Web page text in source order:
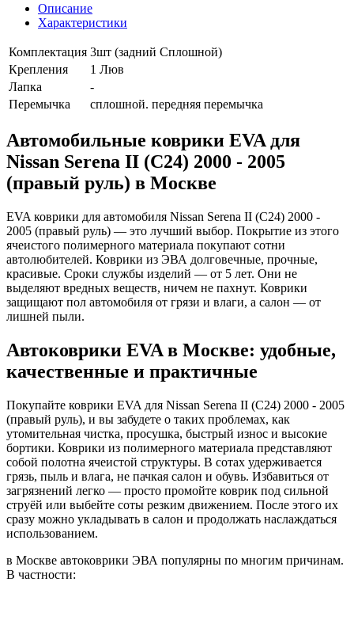
Описание
Характеристики
Комплектация 3шт (задний Сплошной)
Крепления
1 Люв
Лапка
-
Перемычка
сплошной. передняя перемычка
Автомобильные коврики EVA для
Nissan Serena II (C24) 2000 - 2005
(правый руль) в Москве
EVA коврики для автомобиля Nissan Serena II (C24) 2000 -
2005 (правый руль) — это лучший выбор. Покрытие из этого
ячеистого полимерного материала покупают сотни
автолюбителей. Коврики из ЭВА долговечные, прочные,
красивые. Сроки службы изделий — от 5 лет. Они не
выделяют вредных веществ, ничем не пахнут. Коврики
защищают пол автомобиля от грязи и влаги, а салон — от
лишней пыли.
Автоковрики EVA в Москве: удобные,
качественные и практичные
Покупайте коврики EVA для Nissan Serena II (C24) 2000 - 2005
(правый руль), и вы забудете о таких проблемах, как
утомительная чистка, просушка, быстрый износ и высокие
бортики. Коврики из полимерного материала представляют
собой полотна ячеистой структуры. В сотах удерживается
грязь, пыль и влага, не пачкая салон и обувь. Избавиться от
загрязнений легко — просто промойте коврик под сильной
струёй или выбейте соты резким движением. После этого их
сразу можно укладывать в салон и продолжать наслаждаться
использованием.
в Москве автоковрики ЭВА популярны по многим причинам.
В частности: